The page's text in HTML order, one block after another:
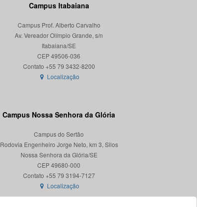
Campus Itabaiana
Campus Prof. Alberto Carvalho
Av. Vereador Olímpio Grande, s/n
Itabaiana/SE
CEP 49506-036
Localização
Campus Nossa Senhora da Glória
Campus do Sertão
Rodovia Engenheiro Jorge Neto, km 3, Silos
Nossa Senhora da Glória/SE
CEP 49680-000
Contato +55 79 3194-7127
Localização